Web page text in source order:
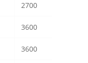
2700
3600
3600